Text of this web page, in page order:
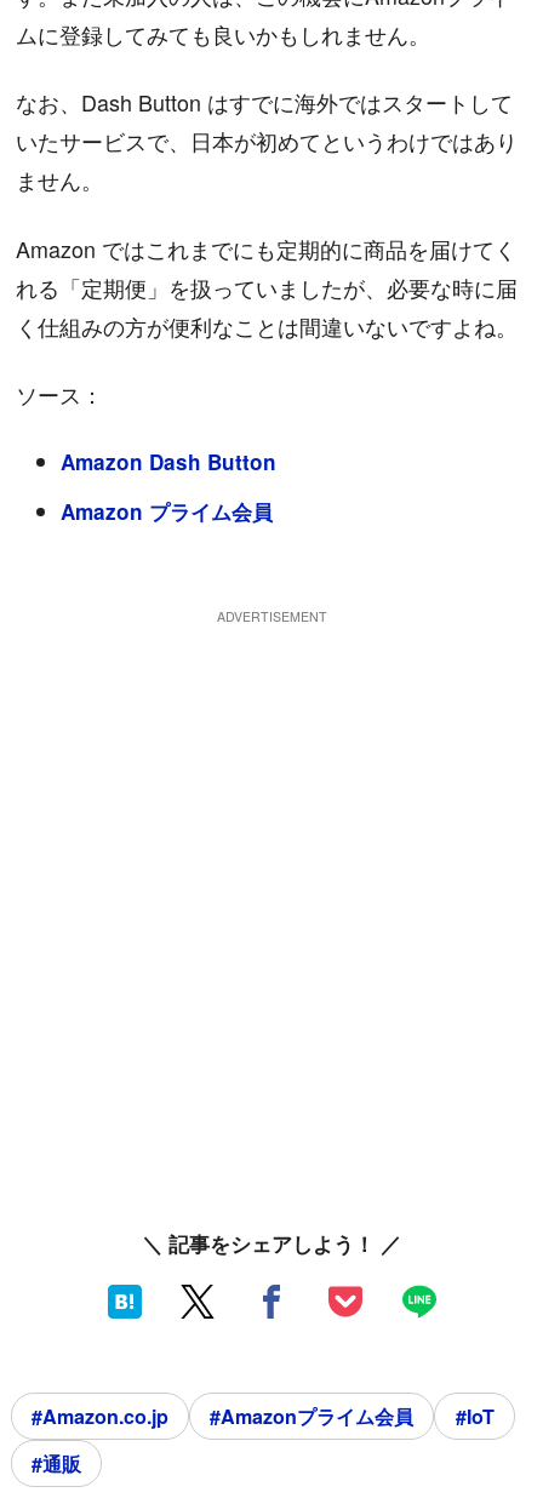
ムに登録してみても良いかもしれません。
なお、Dash Button はすでに海外ではスタートして
いたサービスで、日本が初めてというわけではあり
ません。
Amazon ではこれまでにも定期的に商品を届けてく
れる「定期便」を扱っていましたが、必要な時に届
く仕組みの方が便利なことは間違いないですよね。
ソース：
Amazon Dash Button
Amazon プライム会員
＼ 記事をシェアしよう！ ／
#Amazon.co.jp #Amazonプライム会員
#IoT
#通販